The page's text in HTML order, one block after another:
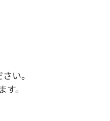
い。
。